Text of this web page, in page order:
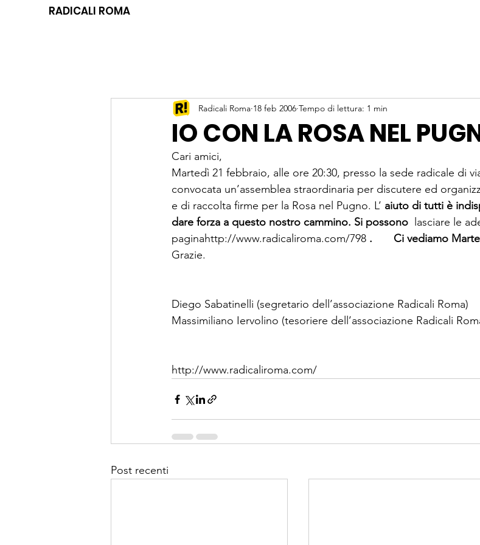
RADICALI ROMA
IO CON LA ROSA NEL
Radicali Roma 18 feb 2006 Tempo di lettura: 1 min
Cari amici,
Martedì 21 febbraio, alle ore 20:30, presso la sede radicale di
convocata un’assemblea straordinaria per discutere ed
e di raccolta firme per la Rosa nel Pugno. L’ aiuto di tutti è
dare forza a questo nostro cammino. Si possono
lasciare le
paginahttp://www.radicaliroma.com/798 .       Ci vediamo
Grazie.
Diego Sabatinelli (segretario dell’associazione Radicali Roma)
Massimiliano Iervolino (tesoriere dell’associazione Radicali
http://www.radicaliroma.com/
Post recenti